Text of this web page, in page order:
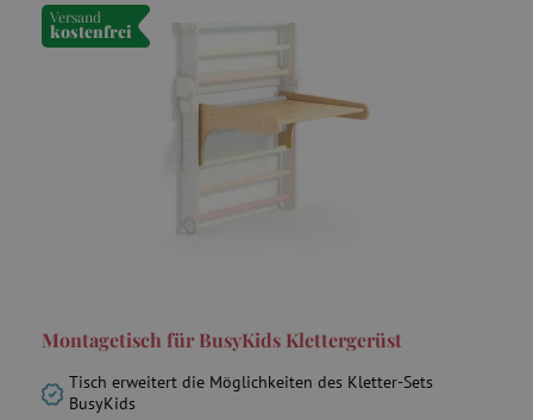
Versand
kostenfrei
Montagetisch für BusyKids Klettergerüst
Tisch erweitert die Möglichkeiten des Kletter-Sets
BusyKids